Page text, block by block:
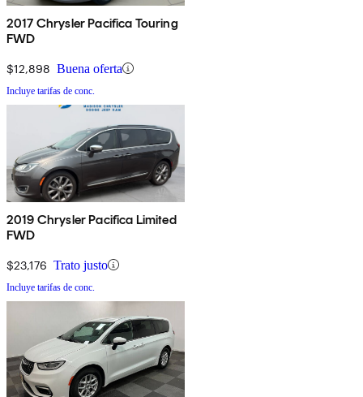
2017 Chrysler Pacifica Touring
FWD
$12,898 Buena oferta
Incluye tarifas de conc.
2019 Chrysler Pacifica Limited
FWD
$23,176 Trato justo
Incluye tarifas de conc.